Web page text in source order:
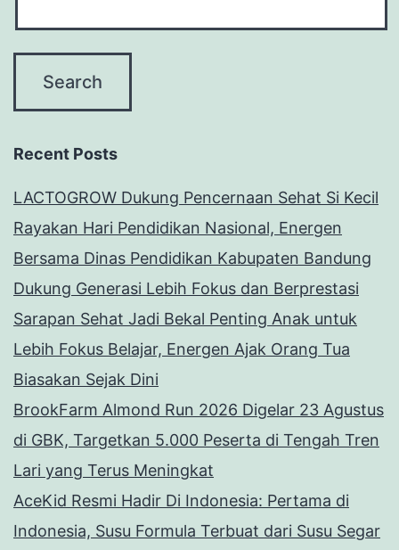
Recent Posts
LACTOGROW Dukung Pencernaan Sehat Si Kecil
Rayakan Hari Pendidikan Nasional, Energen
Bersama Dinas Pendidikan Kabupaten Bandung
Dukung Generasi Lebih Fokus dan Berprestasi
Sarapan Sehat Jadi Bekal Penting Anak untuk
Lebih Fokus Belajar, Energen Ajak Orang Tua
Biasakan Sejak Dini
BrookFarm Almond Run 2026 Digelar 23 Agustus
di GBK, Targetkan 5.000 Peserta di Tengah Tren
Lari yang Terus Meningkat
AceKid Resmi Hadir Di Indonesia: Pertama di
Indonesia, Susu Formula Terbuat dari Susu Segar